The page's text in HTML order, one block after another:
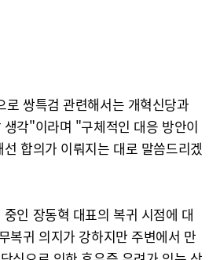
로 쌍특검 관련해서는 개혁신당과
각"이라며 "구체적인 대응 방안이
합의가 이뤄지는 대로 말씀드리겠
인 장동혁 대표의 복귀 시점에 대
복귀 의지가 강하지만 주변에서 만